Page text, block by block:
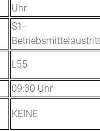
Uhr
S1-
Betriebsmittelaustritt
L55
09:30 Uhr
KEINE